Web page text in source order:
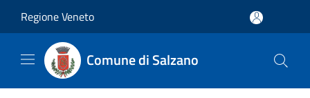
Regione Veneto
Comune di Salzano